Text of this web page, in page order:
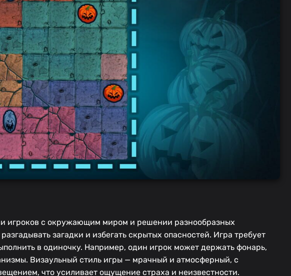
игроков с окружающим миром и решении разнообразных
загадки и избегать скрытых опасностей. Игра требует
в одиночку. Например, один игрок может держать фонарь,
Визаульный стиль игры — мрачный и атмосферный, с
что усиливает ощущение страха и неизвестности.